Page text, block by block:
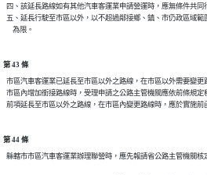
四、該延長路線如有其他汽車客運業申請營運時，應無條件共同
五、延長行駛至市區以外，以不超過鄰接鄉、鎮、市仍政區域
第 43 條
市區汽車客運業已延長至市區以外之路線，在市區以外需要變
市區內增加銜接路線時，受理申請之公路主管機關應依前條規定
第 44 條